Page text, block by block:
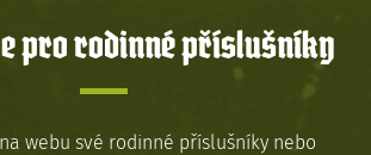
pro rodinné příslušníky
webu své rodinné příslušníky nebo